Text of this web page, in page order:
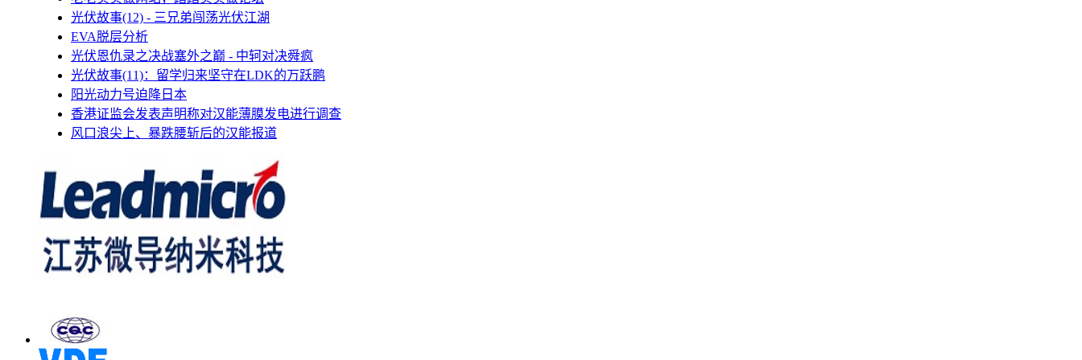
光伏故事(12) - 三兄弟闯荡光伏江湖
EVA脱层分析
光伏恩仇录之决战塞外之巅 - 中轲对决舜疯
光伏故事(11)：留学归来坚守在LDK的万跃鹏
阳光动力号迫降日本
香港证监会发表声明称对汉能薄膜发电进行调查
风口浪尖上、暴跌腰斩后的汉能报道